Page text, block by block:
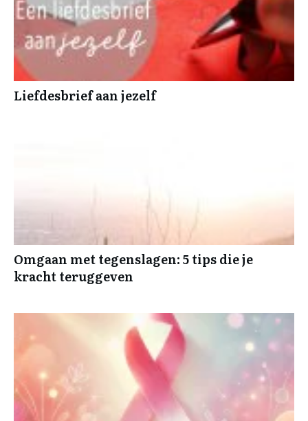
Liefdesbrief aan jezelf
Omgaan met tegenslagen: 5 tips die je
kracht teruggeven